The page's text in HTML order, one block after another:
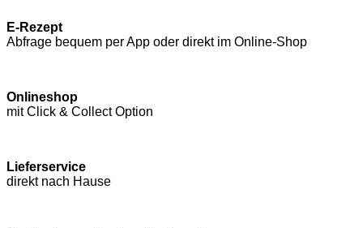
E-Rezept
Abfrage bequem per App oder direkt im Online-Shop
Onlineshop
mit Click & Collect Option
Lieferservice
direkt nach Hause